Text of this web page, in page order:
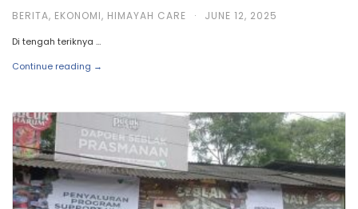
BERITA, EKONOMI, HIMAYAH CARE · JUNE 12, 2025
Di tengah teriknya …
Continue reading →